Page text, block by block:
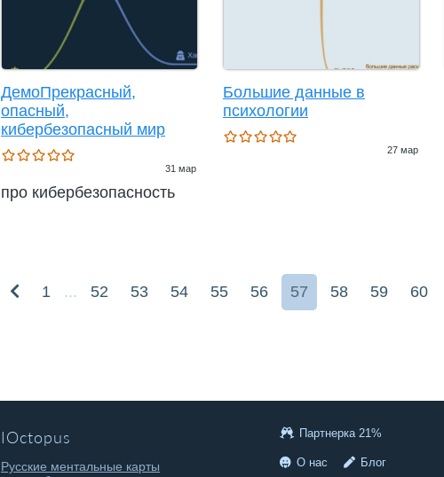
ДемоПрекрасный,
опасный,
кибербезопасный мир
31 мар
про кибербезопасность
Большие данные в
психологии
27 мар
1 ... 52 53 54 55 56 57 58 59 60
IOctopus
Русские ментальные карты
Партнерка 21%
О нас Блог